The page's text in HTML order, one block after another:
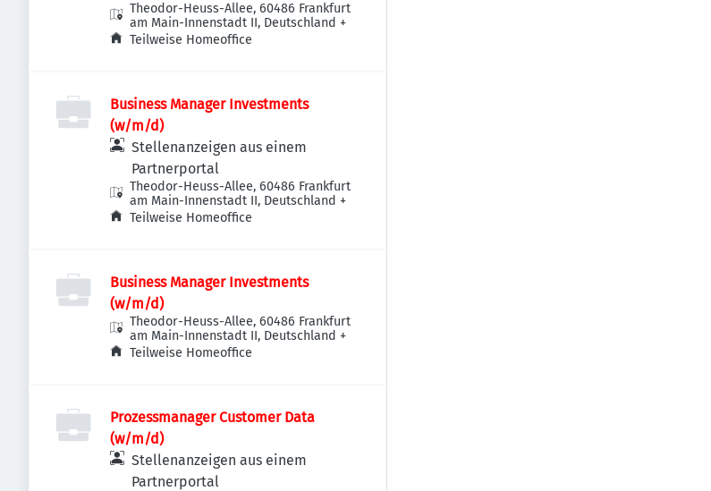
Theodor-Heuss-Allee, 60486 Frankfurt
am Main-Innenstadt II, Deutschland +
Teilweise Homeoffice
Business Manager Investments
(w/m/d)
Stellenanzeigen aus einem
Partnerportal
Theodor-Heuss-Allee, 60486 Frankfurt
am Main-Innenstadt II, Deutschland +
Teilweise Homeoffice
Business Manager Investments
(w/m/d)
Theodor-Heuss-Allee, 60486 Frankfurt
am Main-Innenstadt II, Deutschland +
Teilweise Homeoffice
Prozessmanager Customer Data
(w/m/d)
Stellenanzeigen aus einem
Partnerportal